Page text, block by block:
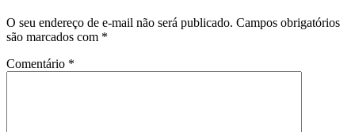
O seu endereço de e-mail não será publicado. Campos obrigatórios
são marcados com *
Comentário *